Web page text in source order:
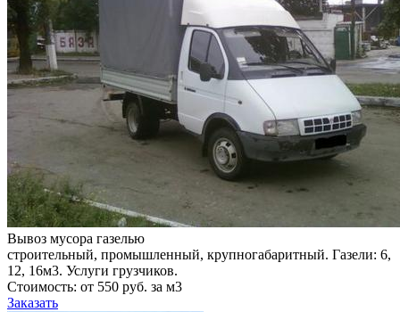
Вывоз мусора газелью
строительный, промышленный, крупногабаритный. Газели: 6,
12, 16м3. Услуги грузчиков.
Стоимость: от 550 руб. за м3
Заказать